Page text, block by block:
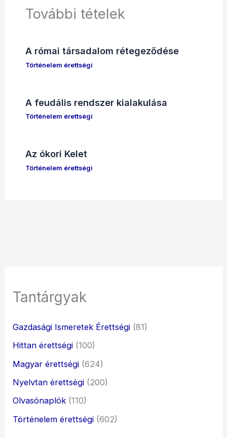
További tételek
A római társadalom rétegeződése
Történelem érettségi
A feudális rendszer kialakulása
Történelem érettségi
Az ókori Kelet
Történelem érettségi
Tantárgyak
Gazdasági Ismeretek Érettségi (81)
Hittan érettségi (100)
Magyar érettségi (624)
Nyelvtan érettségi (200)
Olvasónaplók (110)
Történelem érettségi (602)